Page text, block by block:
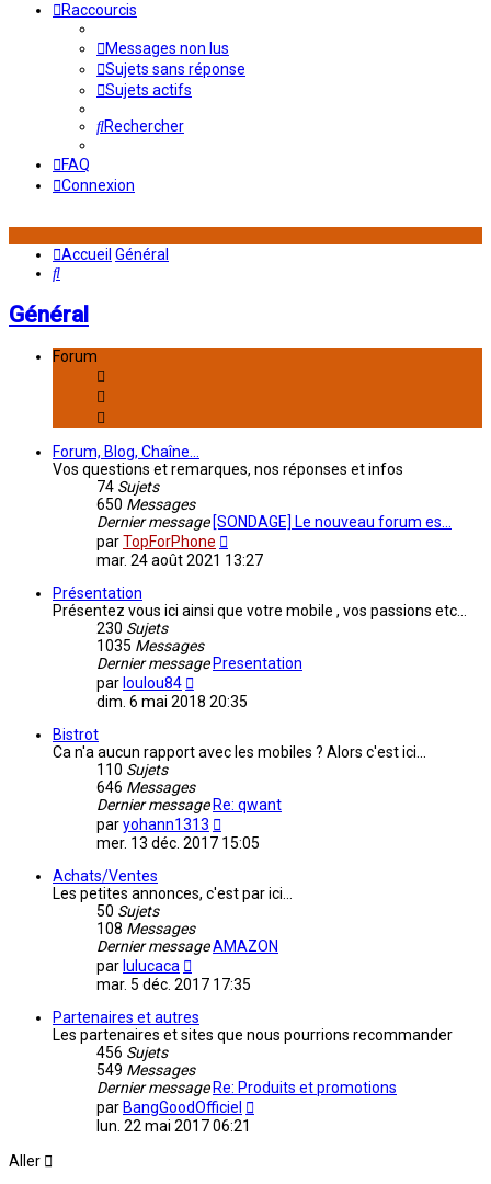
Raccourcis
Messages non lus
Sujets sans réponse
Sujets actifs
Rechercher
FAQ
Connexion
Accueil Général
Rechercher
Général
Forum
Forum, Blog, Chaîne...
Vos questions et remarques, nos réponses et infos
74 Sujets
650 Messages
Dernier message [SONDAGE] Le nouveau forum es…
parTopForPhone
le
mar. 24 août 2021 13:27
Présentation
Présentez vous ici ainsi que votre mobile , vos passions etc...
230 Sujets
1035 Messages
Dernier message Presentation
par loulou84
le
dim. 6 mai 2018 20:35
Bistrot
Ca n'a aucun rapport avec les mobiles ? Alors c'est ici...
110 Sujets
646 Messages
Dernier message Re: qwant
paryohann1313
le
mer. 13 déc. 2017 15:05
Achats/Ventes
Les petites annonces, c'est par ici...
50 Sujets
108 Messages
Dernier messageAMAZON
par lulucaca
le
message
mar. 5 déc. 2017 17:35
Partenaires et autres
Les partenaires et sites que nous pourrions recommander
456 Sujets
549 Messages
Dernier message Re: Produits et promotions
par BangGoodOfficiel
lun. 22 mai 2017 06:21
Aller